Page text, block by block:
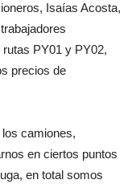
Isaías Acosta,
PY01 y PY02,
precios de
camiones,
en ciertos puntos
en total somos